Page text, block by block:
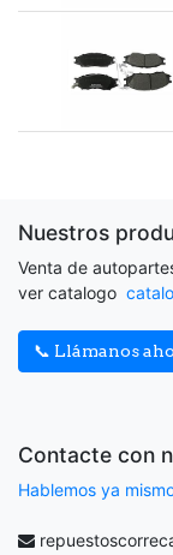
Nuestros
Venta de
ver catalogo
📞 Llámanos
Contacte con
Hablemos ya